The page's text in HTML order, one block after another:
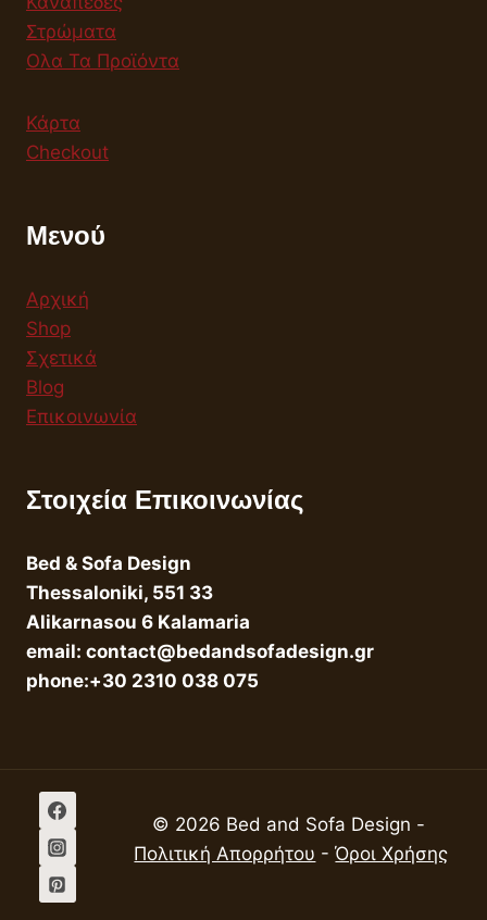
Στρώματα
Ολα Τα Προϊόντα
Κάρτα
Checkout
Μενού
Αρχική
Shop
Σχετικά
Blog
Επικοινωνία
Στοιχεία Επικοινωνίας
Bed & Sofa Design
Thessaloniki, 551 33
Alikarnasou 6 Kalamaria
email: contact@bedandsofadesign.gr
phone:+30 2310 038 075
© 2026 Bed and Sofa Design -
Πολιτική Απορρήτου -Όροι Χρήσης